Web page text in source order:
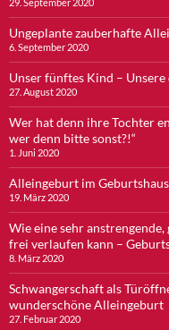
Ungeplante zauberhafte
6. September 2020
Unser fünftes Kind –
27. August 2020
Wer hat denn ihre Tochter
wer denn bitte sonst?!“
1. Juni 2020
Alleingeburt im Geburtshaus
19. März 2020
Wie eine sehr
frei verlaufen kann –
8. März 2020
Schwangerschaft als
wunderschöne Alleingeburt
27. Februar 2020